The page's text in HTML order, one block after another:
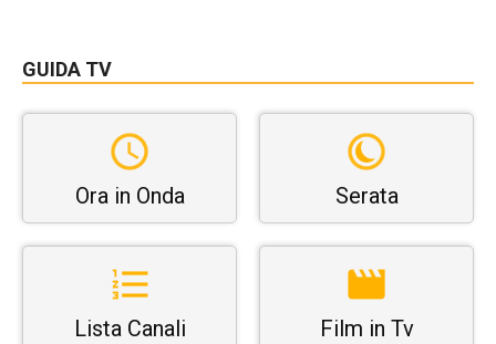
GUIDA TV
Ora in Onda Serata
Lista Canali Film in Tv